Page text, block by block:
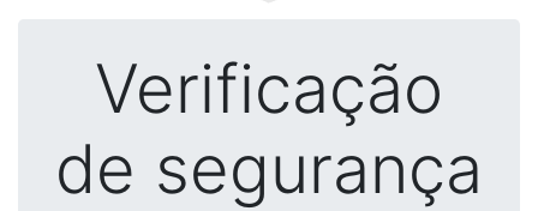
Verificação
de segurança